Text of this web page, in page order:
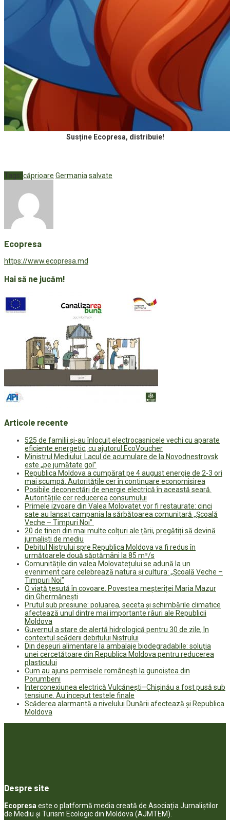
Susține Ecopresa, distribuie!
Tags: căprioare Germania salvate
Ecopresa
https://www.ecopresa.md
Hai să ne jucăm!
Articole recente
525 de familii și-au înlocuit electrocasnicele vechi cu aparate
eficiente energetic, cu ajutorul EcoVoucher
Ministrul Mediului: Lacul de acumulare de la Novodnestrovsk
este „pe jumătate gol”
Republica Moldova a cumpărat pe 4 august energie de 2-3 ori
mai scumpă. Autoritățile cer în continuare economisirea
Posibile deconectări de energie electrică în această seară.
Autoritățile cer reducerea consumului
Primele izvoare din Valea Molovateț vor fi restaurate: cinci
sate au lansat campania la sărbătoarea comunitară „Școală
Veche – Timpuri Noi”
20 de tineri din mai multe colțuri ale țării, pregătiți să devină
jurnaliști de mediu
Debitul Nistrului spre Republica Moldova va fi redus în
următoarele două săptămâni la 85 m³/s
Comunitățile din valea Molovatețului se adună la un
eveniment care celebrează natura și cultura: „Școală Veche –
Timpuri Noi”
O viață țesută în covoare. Povestea meșteriței Maria Mazur
din Ghermănești
Prutul sub presiune: poluarea, seceta și schimbările climatice
afectează unul dintre mai importante râuri ale Republicii
Moldova
Guvernul a stare de alertă hidrologică pentru 30 de zile, în
contextul scăderii debitului Nistrului
Din deșeuri alimentare la ambalaje biodegradabile: soluția
unei cercetătoare din Republica Moldova pentru reducerea
plasticului
Cum au ajuns permisele românești la gunoiștea din
Porumbeni
Interconexiunea electrică Vulcănești–Chișinău a fost pusă sub
tensiune. Au început testele finale
Scăderea alarmantă a nivelului Dunării afectează și Republica
Moldova
Despre site
Ecopresa este o platformă media creată de Asociația Jurnaliștilor
de Mediu și Turism Ecologic din Moldova (AJMTEM).